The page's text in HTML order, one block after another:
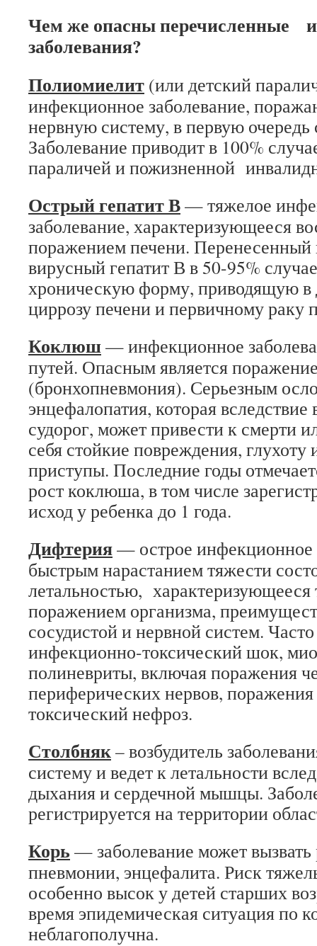
Чем же опасны перечисленные
заболевания?
Полиомиелит (или детский
инфекционное заболевание,
нервную систему, в первую очередь
Заболевание приводит в 100%
параличей и пожизненной
Острый гепатит В— тяжелое
заболевание, характеризующееся
поражением печени. Перенесенный
вирусный гепатит В в 50-95%
хроническую форму, приводящую
циррозу печени и первичному раку
Коклюш— инфекционное
путей. Опасным является
(бронхопневмония). Серьезным
энцефалопатия, которая вследствие
судорог, может привести к смерти
себя стойкие повреждения, глухоту
приступы. Последние годы
рост коклюша, в том числе
исход у ребенка до 1 года.
Дифтерия— острое инфекционное
быстрым нарастанием тяжести
летальностью, характеризующееся
поражением организма,
сосудистой и нервной систем.
инфекционно-токсический шок,
полиневриты, включая поражения
периферических нервов,
токсический нефроз.
Столбняк– возбудитель
систему и ведет к летальности
дыхания и сердечной мышцы.
регистрируется на территории
Корь — заболевание может вызвать
пневмонии, энцефалита. Риск
особенно высок у детей старших
время эпидемическая ситуация по
неблагополучна.